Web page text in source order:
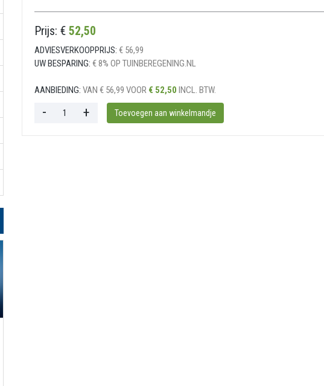
Prijs: € 52,50
ADVIESVERKOOPPRIJS: € 56,99
UW BESPARING: € 8% OP TUINBEREGENING.NL
AANBIEDING: VAN € 56,99 VOOR € 52,50 INCL. BTW.